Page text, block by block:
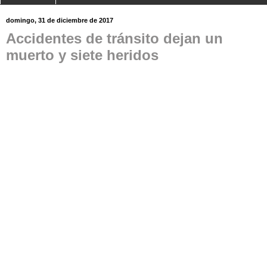
domingo, 31 de diciembre de 2017
Accidentes de tránsito dejan un
muerto y siete heridos